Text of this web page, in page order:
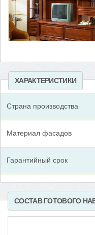
ХАРАКТЕРИСТИКИ
Страна производства
Материал фасадов
Гарантийный срок
СОСТАВ ГОТОВОГО